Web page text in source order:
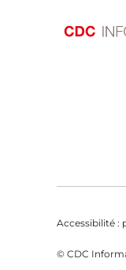
Menu bas
Accessibilité :
© CDC